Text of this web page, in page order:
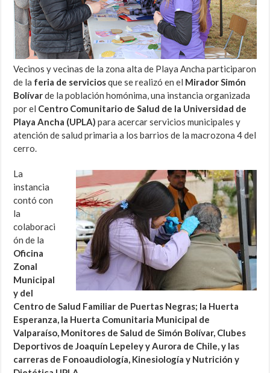
Vecinos y vecinas de la zona alta de Playa Ancha participaron
de la feria de serviciosque se realizó en el Mirador Simón
Bolívarde la población homónima, una instancia organizada
por el Centro Comunitario de Salud de la Universidad de
Playa Ancha (UPLA) para acercar servicios municipales y
atención de salud primaria a los barrios de la macrozona 4 del
cerro.
La
instancia
contó con
la
colaboraci
ón de la
Oficina
Zonal
Municipal
y del
Centro de Salud Familiar de Puertas Negras; la Huerta
Esperanza, la Huerta Comunitaria Municipal de
Valparaíso, Monitores de Salud de Simón Bolívar, Clubes
Deportivos de Joaquín Lepeley y Aurora de Chile, y las
carreras de Fonoaudiología, Kinesiología y Nutrición y